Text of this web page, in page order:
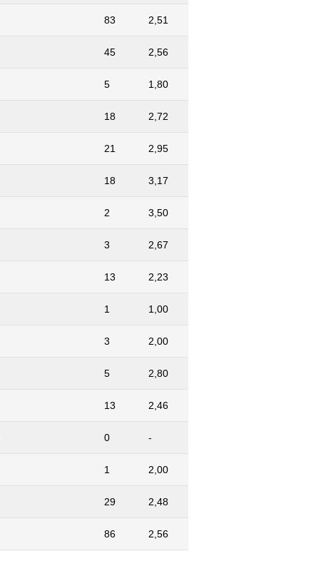
83 2,51
45 2,56
5 1,80
18 2,72
21 2,95
18 3,17
2 3,50
3 2,67
13 2,23
1 1,00
3 2,00
5 2,80
13 2,46
0 -
1 2,00
29 2,48
86 2,56